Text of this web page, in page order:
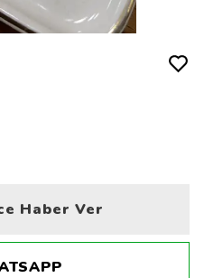
Haber Ver